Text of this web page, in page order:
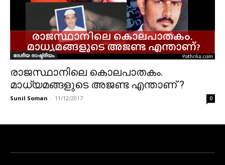
ദേശീയ രാഷ്ട്രീയം
രാജസ്ഥാനിലെ കൊലപാതകം.
മാധ്യമങ്ങളുടെ അജണ്ട എന്താണ് ?
Sunil Soman - 11/12/2017 0